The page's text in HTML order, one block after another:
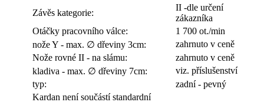
Závěs kategorie:
II -dle určení
zákazníka
Otáčky pracovního válce:
1 700 ot./min
nože Y - max. ∅ dřeviny 3cm:
zahrnuto v ceně
Nože rovné II - na slámu:
zahrnuto v ceně
kladiva - max. ∅ dřeviny 7cm:
viz. příslušenství
typ:
zadní - pevný
Kardan není součástí standardní